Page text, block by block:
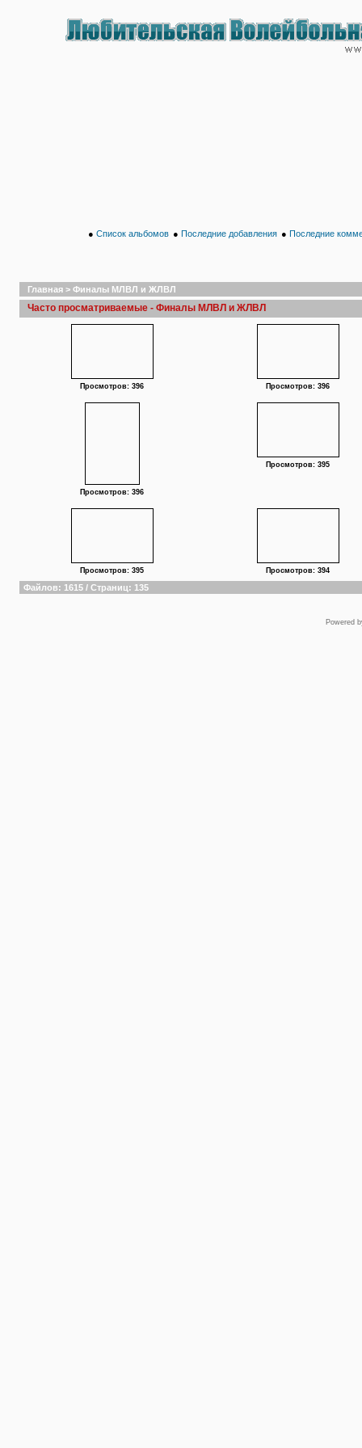
● Список альбомов ● Последние добавления ● Последние
Главная > Финалы МЛВЛ и ЖЛВЛ
Часто просматриваемые - Финалы МЛВЛ и ЖЛВЛ
Просмотров: 396 Просмотров: 396
Просмотров: 396
Просмотров: 395
Просмотров: 395 Просмотров: 394
Файлов: 1615 / Страниц: 135
Powered